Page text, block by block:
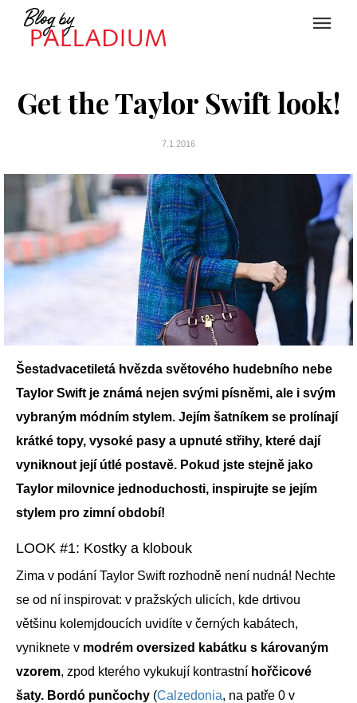
Get the Taylor Swift look!
7.1.2016
Šestadvacetiletá hvězda světového hudebního nebe
Taylor Swift je známá nejen svými písněmi, ale i svým
vybraným módním stylem. Jejím šatníkem se prolínají
krátké topy, vysoké pasy a upnuté střihy, které dají
vyniknout její útlé postavě. Pokud jste stejně jako
Taylor milovnice jednoduchosti, inspirujte se jejím
stylem pro zimní období!
LOOK #1: Kostky a klobouk
Zima v podání Taylor Swift rozhodně není nudná! Nechte
se od ní inspirovat: v pražských ulicích, kde drtivou
většinu kolemjdoucích uvidíte v černých kabátech,
vyniknete v modrém oversized kabátku s károvaným
vzorem, zpod kterého vykukují kontrastní hořčicové
šaty. Bordó punčochy (Calzedonia, na patře 0 v